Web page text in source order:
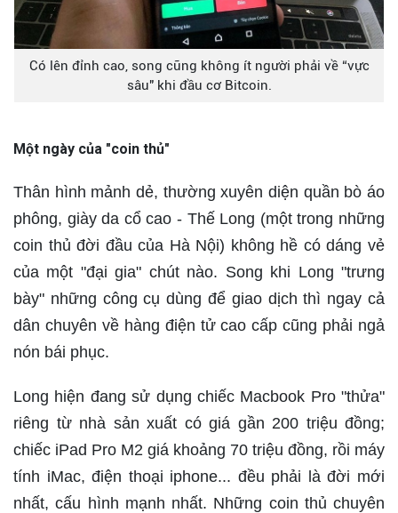
Có lên đỉnh cao, song cũng không ít người phải về “vực
sâu" khi đầu cơ Bitcoin.
Một ngày của "coin thủ"
Thân hình mảnh dẻ, thường xuyên diện quần bò áo
phông, giày da cổ cao - Thế Long (một trong những
coin thủ đời đầu của Hà Nội) không hề có dáng vẻ
của một "đại gia" chút nào. Song khi Long "trưng
bày" những công cụ dùng để giao dịch thì ngay cả
dân chuyên về hàng điện tử cao cấp cũng phải ngả
nón bái phục.
Long hiện đang sử dụng chiếc Macbook Pro "thửa"
riêng từ nhà sản xuất có giá gần 200 triệu đồng;
chiếc iPad Pro M2 giá khoảng 70 triệu đồng, rồi máy
tính iMac, điện thoại iphone... đều phải là đời mới
nhất, cấu hình mạnh nhất. Những coin thủ chuyên